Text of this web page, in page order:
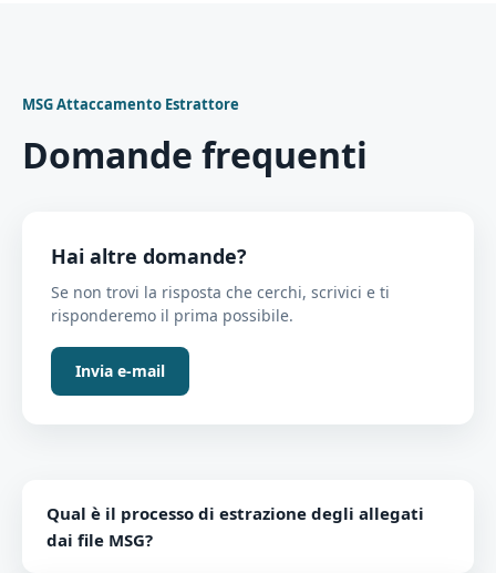
MSG Attaccamento Estrattore
Domande frequenti
Hai altre domande?
Se non trovi la risposta che cerchi, scrivici e ti
risponderemo il prima possibile.
Invia e-mail
Qual è il processo di estrazione degli allegati
dai file MSG?